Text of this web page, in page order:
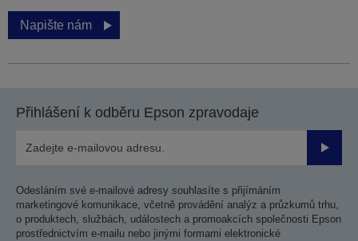
Napište nám
Přihlášení k odběru Epson zpravodaje
Odesláním své e-mailové adresy souhlasíte s přijímáním
marketingové komunikace, včetně provádění analýz a průzkumů trhu,
o produktech, službách, událostech a promoakcích společnosti Epson
prostřednictvím e-mailu nebo jinými formami elektronické